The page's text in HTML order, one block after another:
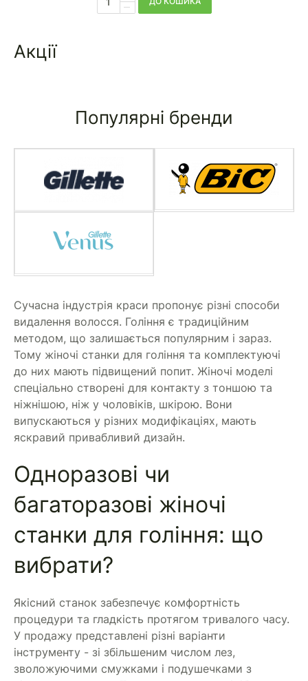
Акції
Популярні бренди
Сучасна індустрія краси пропонує різні способи
видалення волосся. Гоління є традиційним
методом, що залишається популярним і зараз.
Тому жіночі станки для гоління та комплектуючі
до них мають підвищений попит. Жіночі моделі
спеціально створені для контакту з тоншою та
ніжнішою, ніж у чоловіків, шкірою. Вони
випускаються у різних модифікаціях, мають
яскравий привабливий дизайн.
Одноразові чи
багаторазові жіночі
станки для гоління: що
вибрати?
Якісний станок забезпечує комфортність
процедури та гладкість протягом тривалого часу.
У продажу представлені різні варіанти
інструменту - зі збільшеним числом лез,
зволожуючими смужками і подушечками з